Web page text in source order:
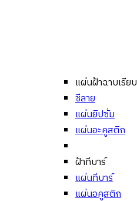
แผ่นฝ้าฉาบเรียบ
ซีลาย
แผ่นยิปซั่ม
แผ่นอะคูสติก
ฝ้าทีบาร์
แผ่นทีบาร์
แผ่นอคูสติก